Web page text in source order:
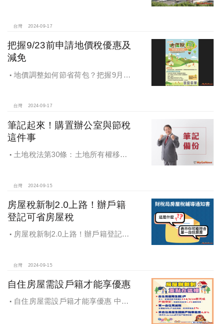
台灣 2024-09-17
把握9/23前申請地價稅優惠及
減免
地價調整如何節省荷包？把握9月23
台灣 2024-09-17
筆記起來！購置辦公室與節稅
這件事
土地稅法第30條：土地所有權移轉
台灣 2024-09-15
房屋稅新制2.0上路！辦戶籍
登記可省房屋稅
房屋稅新制2.0上路！辦戶籍登記可
台灣 2024-09-15
自住房屋需設戶籍才能享優惠
自住房屋需設戶籍才能享優惠 中市